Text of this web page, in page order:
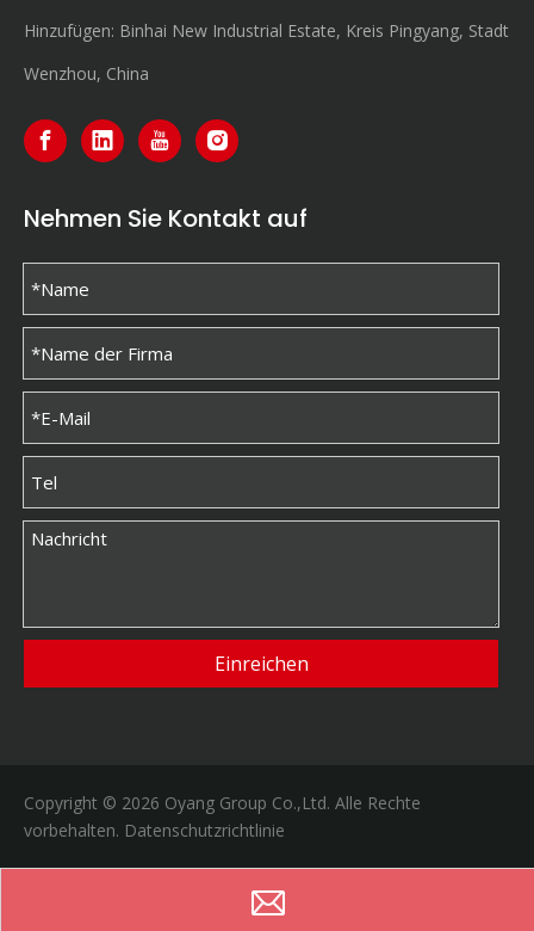
Hinzufügen: Binhai New Industrial Estate, Kreis Pingyang, Stadt
Wenzhou, China
Nehmen Sie Kontakt auf
Einreichen
Copyright © 2026 Oyang Group Co.,Ltd. Alle Rechte
vorbehalten. Datenschutzrichtlinie